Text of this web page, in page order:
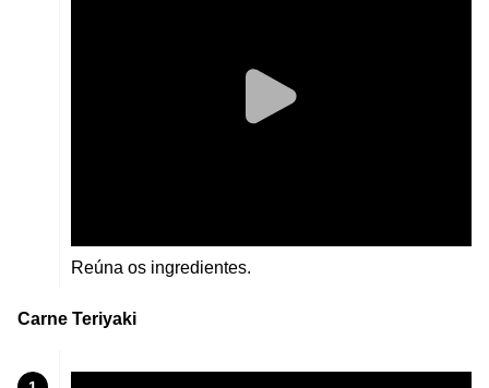
Reúna os ingredientes.
Carne Teriyaki